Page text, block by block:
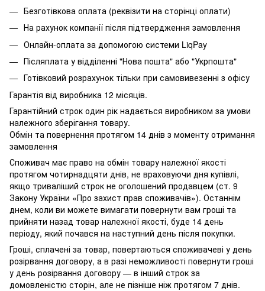
Безготівкова оплата (реквізити на сторінці оплати)
На рахунок компанії після підтвердження замовлення
Онлайн-оплата за допомогою системи LiqPay
Післяплата у відділенні "Нова пошта" або "Укрпошта"
Готівковий розрахунок тільки при самовивезенні з офісу
Гарантія від виробника 12 місяців.
Гарантійний строк один рік надається виробником за умови
належного зберігання товару.
Обмін та повернення протягом 14 днів з моменту отримання
замовлення
Споживач має право на обмін товару належної якості
протягом чотирнадцяти днів, не враховуючи дня купівлі,
якщо триваліший строк не оголошений продавцем (ст. 9
Закону України «Про захист прав споживачів»). Останнім
днем, коли ви можете вимагати повернути вам гроші та
прийняти назад товар належної якості, буде 14 день
періоду, який почався на наступний день після покупки.
Гроші, сплачені за товар, повертаються споживачеві у день
розірвання договору, а в разі неможливості повернути гроші
у день розірвання договору — в інший строк за
домовленістю сторін, але не пізніше ніж протягом 7 днів.